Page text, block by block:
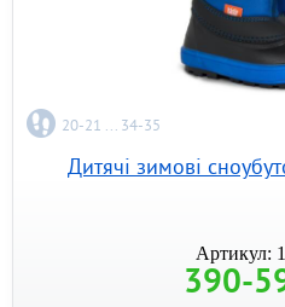
20-21 ... 34-35
Дитячі зимові
Артикул:
390-